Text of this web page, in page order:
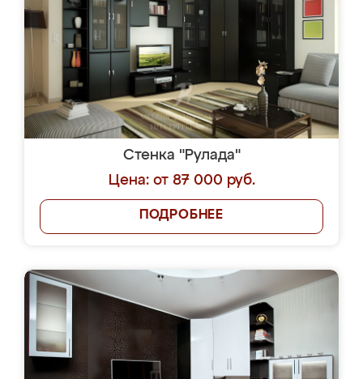
Стенка "Рулада"
Цена: от 87 000 руб.
ПОДРОБНЕЕ